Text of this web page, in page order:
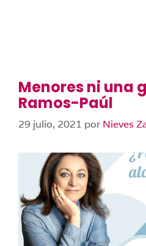
Menores ni una
Ramos-Paúl
29 julio, 2021 por Nieves